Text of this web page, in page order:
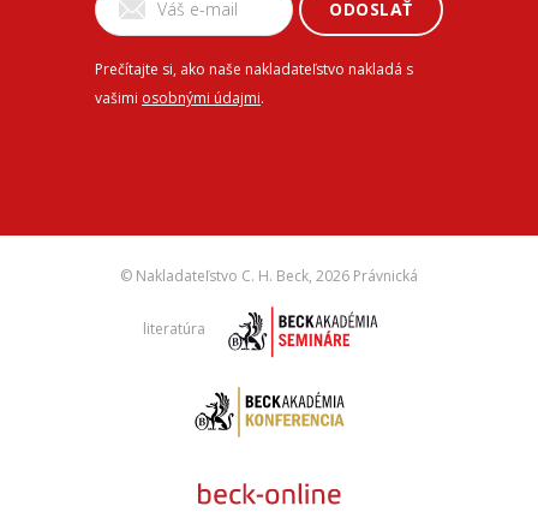
ODOSLAŤ
Prečítajte si, ako naše nakladateľstvo nakladá s
vašimi osobnými údajmi.
© Nakladateľstvo C. H. Beck, 2026 Právnická
literatúra